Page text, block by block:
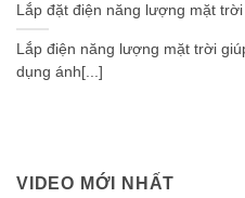
Lắp đặt điện năng lượng mặt
Lắp điện năng lượng mặt trời
dụng ánh[...]
VIDEO MỚI NHẤT